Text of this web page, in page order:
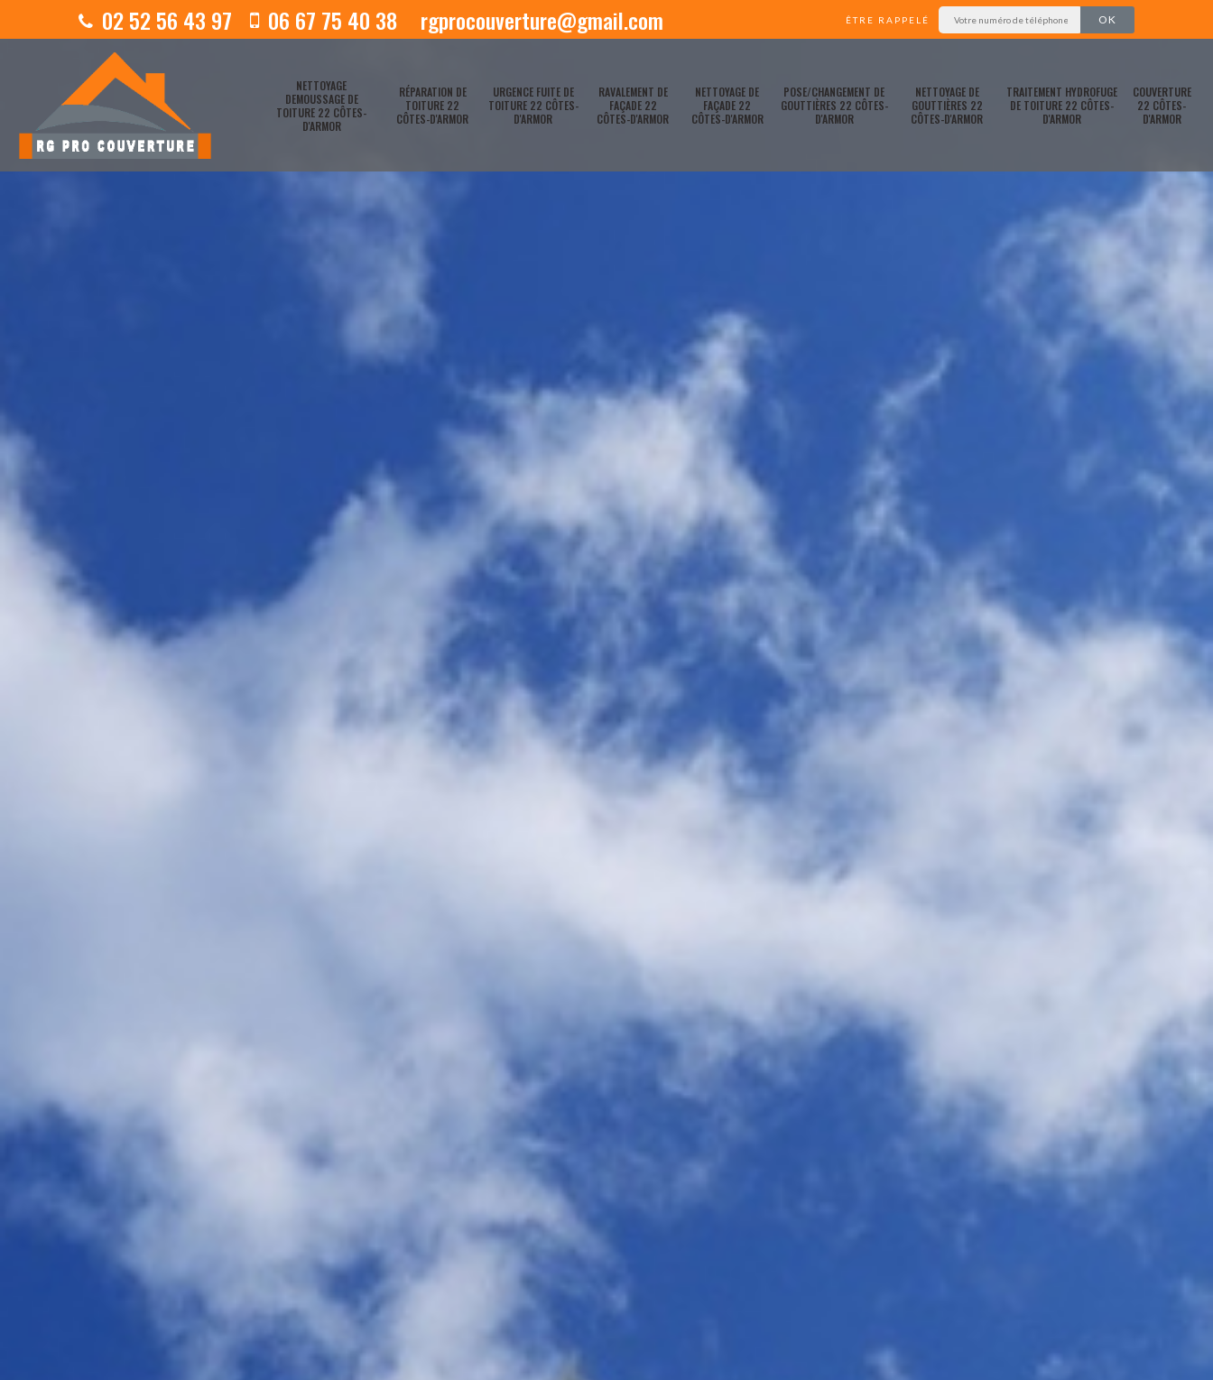
02 52 56 43 97 06 67 75 40 38 rgprocouverture@gmail.com ÊTRE RAPPELÉ
NETTOYAGE
DEMOUSSAGE DE
TOITURE 22 CÔTES-
D'ARMOR
RÉPARATION DE
TOITURE 22
CÔTES-D'ARMOR
URGENCE FUITE DE
TOITURE 22 CÔTES-
D'ARMOR
RAVALEMENT DE
FAÇADE 22
CÔTES-D'ARMOR
NETTOYAGE DE
FAÇADE 22
CÔTES-D'ARMOR
POSE/CHANGEMENT DE
GOUTTIÈRES 22 CÔTES-
D'ARMOR
NETTOYAGE DE
GOUTTIÈRES 22
CÔTES-D'ARMOR
TRAITEMENT HYDROFUGE
DE TOITURE 22 CÔTES-
D'ARMOR
COUVERTURE
22 CÔTES-
D'ARMOR